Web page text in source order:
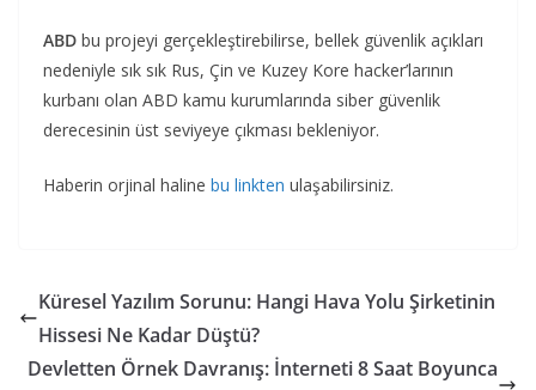
ABD bu projeyi gerçekleştirebilirse, bellek güvenlik açıkları
nedeniyle sık sık Rus, Çin ve Kuzey Kore hacker’larının
kurbanı olan ABD kamu kurumlarında siber güvenlik
derecesinin üst seviyeye çıkması bekleniyor.
Haberin orjinal haline bu linkten ulaşabilirsiniz.
Küresel Yazılım Sorunu: Hangi Hava Yolu Şirketinin
Hissesi Ne Kadar Düştü?
Devletten Örnek Davranış: İnterneti 8 Saat Boyunca